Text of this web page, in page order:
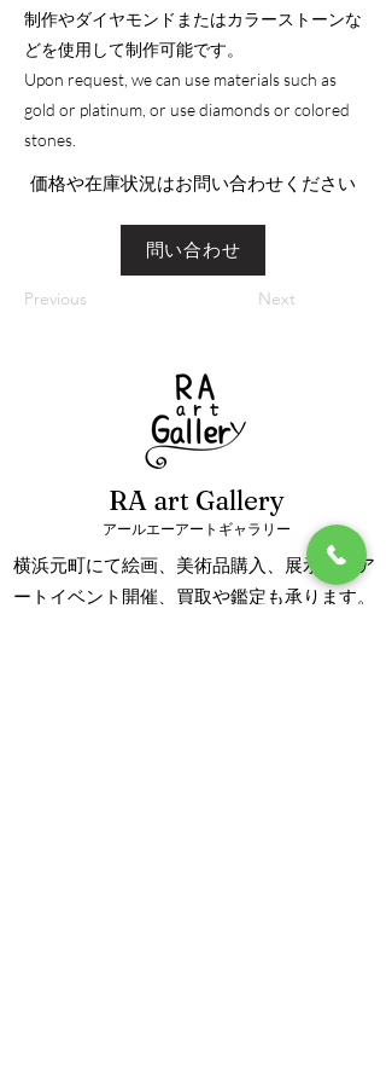
制作やダイヤモンドまたはカラーストーンな
どを使用して制作可能です。
Upon request, we can use materials such as
gold or platinum, or use diamonds or colored
stones.
​価格や在庫状況はお問い合わせください
問い合わせ
Previous Next
RA art Gallery
アールエーアートギャラリー
横浜元町にて絵画、美術品購入、展示会、ア
ートイベント開催、買取や鑑定も承ります。